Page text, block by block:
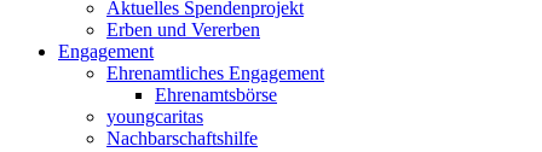
Aktuelles Spendenprojekt
Erben und Vererben
Engagement
Ehrenamtliches Engagement
Ehrenamtsbörse
youngcaritas
Nachbarschaftshilfe